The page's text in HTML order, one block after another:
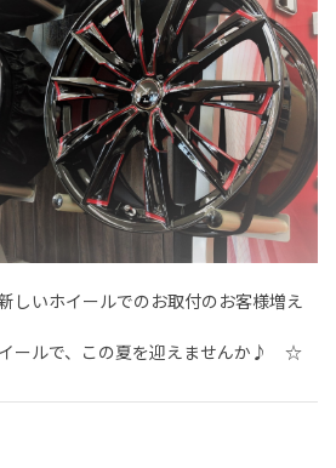
しいホイールでのお取付のお客様増え
イールで、この夏を迎えませんか♪ ☆